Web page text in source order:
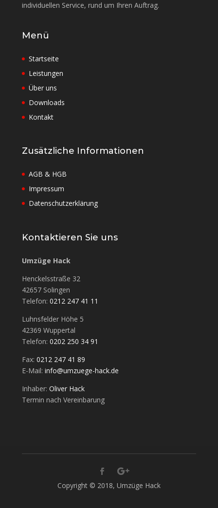
individuellen Service, rund um Ihren Auftrag.
Menü
Startseite
Leistungen
Über uns
Downloads
Kontakt
Zusätzliche Informationen
AGB & HGB
Impressum
Datenschutzerklärung
Kontaktieren Sie uns
Umzüge Hack
Henckelsstraße 32
42657 Solingen
Telefon: 0212 247 41 11
Luhnsfelder Höhe 5
42369 Wuppertal
Telefon: 0202 250 34 91
Fax: 0212 247 41 89
E-Mail: info@umzuege-hack.de
Inhaber: Oliver Hack
Termin nach Vereinbarung
Copyright © 2018, Umzüge Hack